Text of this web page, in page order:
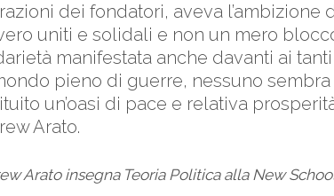
dei fondatori, aveva l’ambizione
uniti e solidali e non un mero
manifestata anche davanti ai
pieno di guerre, nessuno
un’oasi di pace e relativa
Arato.
Arato insegna Teoria Politica alla New